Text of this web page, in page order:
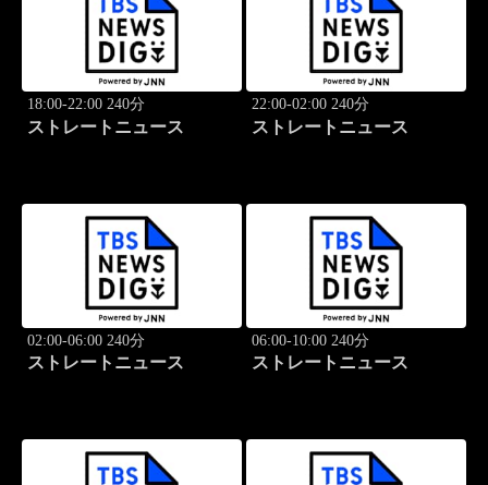
18:00-22:00 240分
ストレートニュース
22:00-02:00 240分
ストレートニュース
02:00-06:00 240分
ストレートニュース
06:00-10:00 240分
ストレートニュース